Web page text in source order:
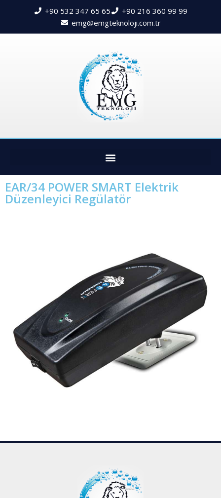
+90 532 347 65 65
+90 216 360 99 99
emg@emgteknoloji.com.tr
EAR/34 POWER SMART Elektrik
Düzenleyici Regülatör